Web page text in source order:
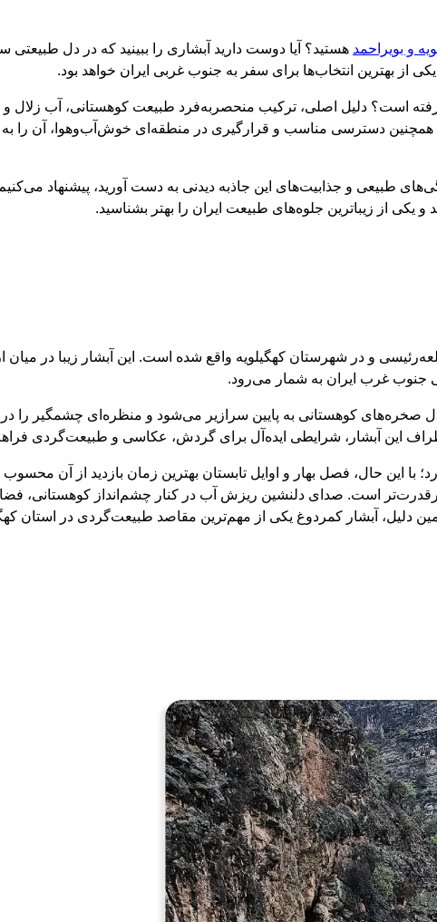
و بویراحمد هستید؟ آیا دوست دارید آبشاری را ببینید که در دل
بهترین انتخاب‌ها برای سفر به جنوب غربی ایران خواهد بود.
گرفته است؟ دلیل اصلی، ترکیب منحصربه‌فرد طبیعت کوهستانی، آب
همچنین دسترسی مناسب و قرارگیری در منطقه‌ای خوش‌آب‌وهوا، آن را
طبیعی و جذابیت‌های این جاذبه دیدنی به دست آورید، پیشنهاد
یکی از زیباترین جلوه‌های طبیعت ایران را بهتر بشناسید.
و در شهرستان کهگیلویه واقع شده است. این آبشار زیبا در
جنوب غرب ایران به شمار می‌رود.
دل صخره‌های کوهستانی به پایین سرازیر می‌شود و منظره‌ای چشمگیر را
این آبشار، شرایطی ایده‌آل برای گردش، عکاسی و طبیعت‌گردی
با این حال، فصل بهار و اوایل تابستان بهترین زمان بازدید از آن
است. صدای دلنشین ریزش آب در کنار چشم‌انداز کوهستانی،
آبشار کمردوغ یکی از مهم‌ترین مقاصد طبیعت‌گردی در استان